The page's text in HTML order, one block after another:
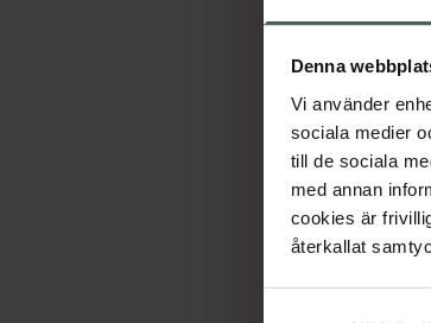
Denna
Vi använder
sociala medier
till de sociala
med annan
cookies är
återkallat